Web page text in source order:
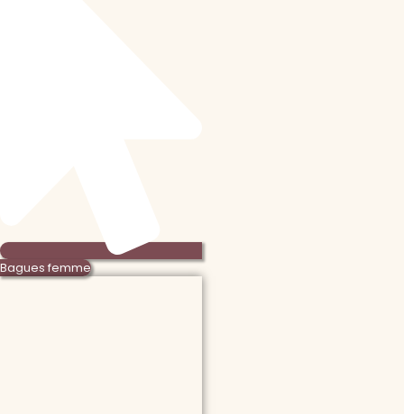
Bagues femme